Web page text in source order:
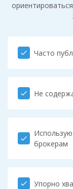
check Часто
check Не
check
брокерам
check Упорно